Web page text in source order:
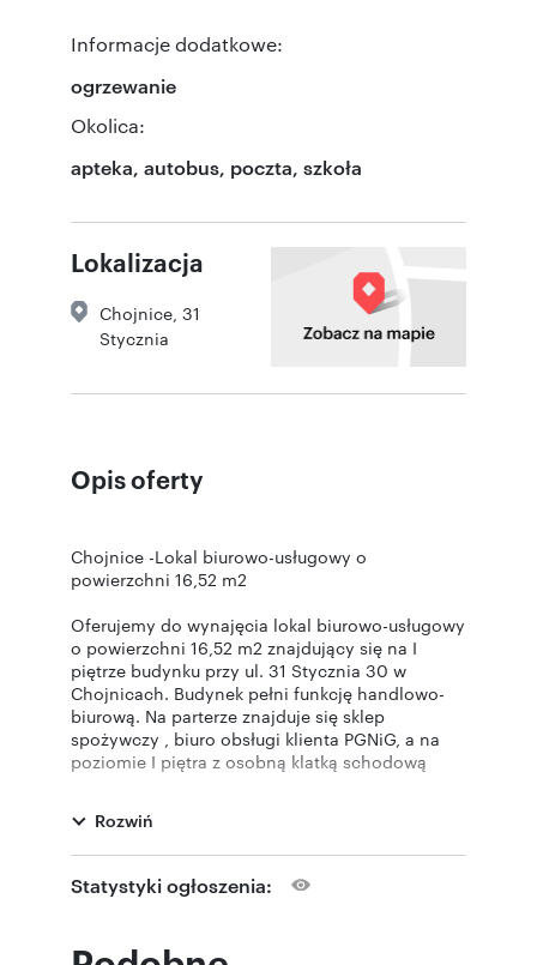
Informacje dodatkowe:
ogrzewanie
Okolica:
apteka, autobus, poczta, szkoła
Lokalizacja
Chojnice 31
Stycznia
Opis oferty
Chojnice -Lokal biurowo-usługowy o
powierzchni 16,52 m2
Oferujemy do wynajęcia lokal biurowo-usługowy
o powierzchni 16,52 m2 znajdujący się na I
piętrze budynku przy ul. 31 Stycznia 30 w
Chojnicach. Budynek pełni funkcję handlowo-
biurową. Na parterze znajduje się sklep
spożywczy , biuro obsługi klienta PGNiG, a na
poziomie I piętra z osobną klatką schodową
działalność biurowo-usługową. W tym samym
budynku dostępne jest jeszcze jeden lokal o
powierzchni 15 m2 - cena 900 zł netto + 300 zł
media + kaucja 1800 zł.
Rozwiń
Statystyki ogłoszenia: